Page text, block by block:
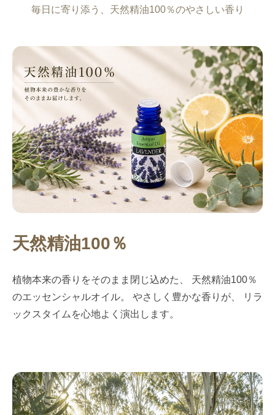
毎日に寄り添う、天然精油100％のやさしい香り
天然精油100％
植物本来の香りをそのまま閉じ込めた、 天然精油100％
のエッセンシャルオイル。 やさしく豊かな香りが、 リラ
ックスタイムを心地よく演出します。